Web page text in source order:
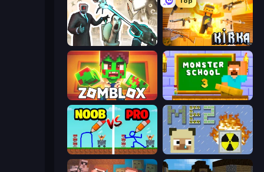
Skibidi Toilets: Infection Kirka.io
Zomblox Monster School 3
DOP Noob: Draw to Save MineEnergy2